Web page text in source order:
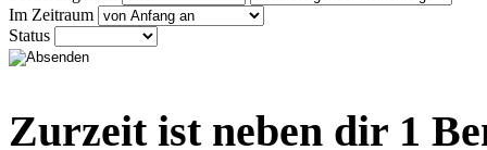
Im Zeitraum
Status
Zurzeit ist neben dir 1